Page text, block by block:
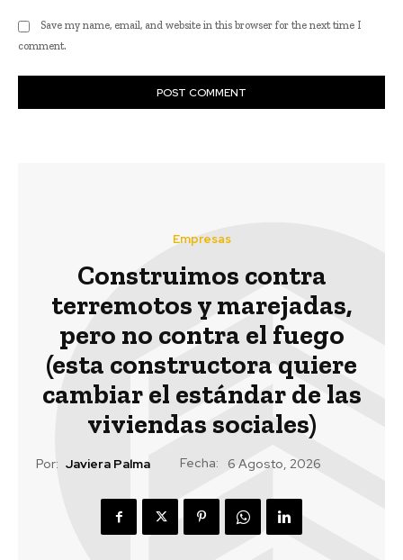
Save my name, email, and website in this browser for the next time I
comment.